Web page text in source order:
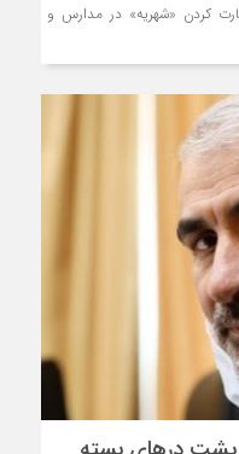
کردن «شهریه» در مدارس و